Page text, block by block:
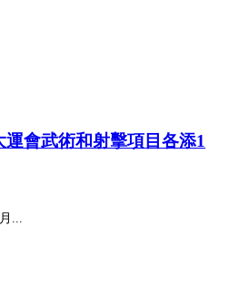
會武術和射擊項目各添1
...